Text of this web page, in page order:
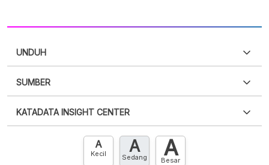
UNDUH
XLS
SUMBER
punya akun?Silakan Daftar sekarang
KATADATA INSIGHT CENTER
Hubungi sekarang »
A
Kecil A
Sedang A
Besar